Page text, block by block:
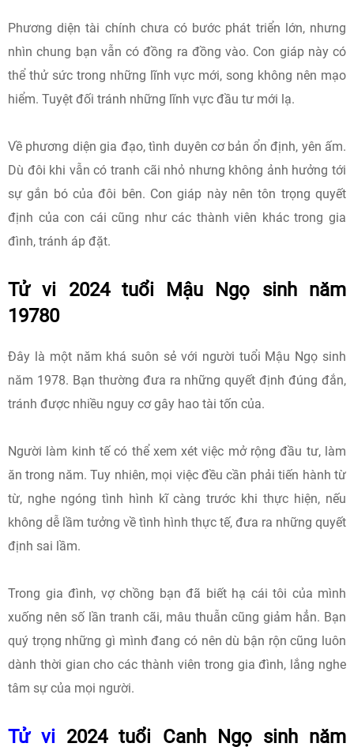
Phương diện tài chính chưa có bước phát triển lớn, nhưng
nhìn chung bạn vẫn có đồng ra đồng vào. Con giáp này có
thể thử sức trong những lĩnh vực mới, song không nên mạo
hiểm. Tuyệt đối tránh những lĩnh vực đầu tư mới lạ.
Về phương diện gia đạo, tình duyên cơ bản ổn định, yên ấm.
Dù đôi khi vẫn có tranh cãi nhỏ nhưng không ảnh hưởng tới
sự gắn bó của đôi bên. Con giáp này nên tôn trọng quyết
định của con cái cũng như các thành viên khác trong gia
đình, tránh áp đặt.
Tử vi 2024 tuổi Mậu Ngọ sinh năm
19780
Đây là một năm khá suôn sẻ với người tuổi Mậu Ngọ sinh
năm 1978. Bạn thường đưa ra những quyết định đúng đắn,
tránh được nhiều nguy cơ gây hao tài tốn của.
Người làm kinh tế có thể xem xét việc mở rộng đầu tư, làm
ăn trong năm. Tuy nhiên, mọi việc đều cần phải tiến hành từ
từ, nghe ngóng tình hình kĩ càng trước khi thực hiện, nếu
không dễ lầm tưởng về tình hình thực tế, đưa ra những quyết
định sai lầm.
Trong gia đình, vợ chồng bạn đã biết hạ cái tôi của mình
xuống nên số lần tranh cãi, mâu thuẫn cũng giảm hẳn. Bạn
quý trọng những gì mình đang có nên dù bận rộn cũng luôn
dành thời gian cho các thành viên trong gia đình, lắng nghe
tâm sự của mọi người.
Tử vi 2024 tuổi Canh Ngọ sinh năm